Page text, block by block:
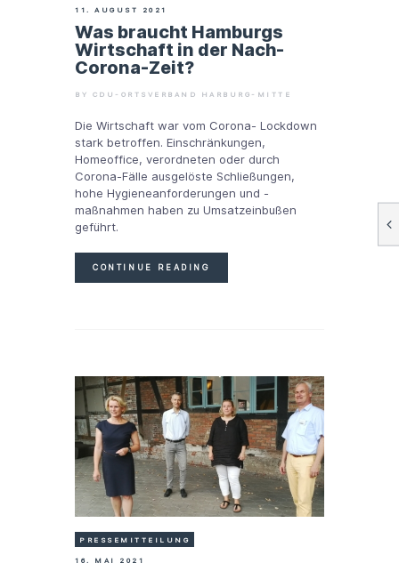
11. AUGUST 2021
Was braucht Hamburgs
Wirtschaft in der Nach-
Corona-Zeit?
BY CDU-ORTSVERBAND HARBURG-MITTE
Die Wirtschaft war vom Corona- Lockdown
stark betroffen. Einschränkungen,
Homeoffice, verordneten oder durch
Corona-Fälle ausgelöste Schließungen,
hohe Hygieneanforderungen und -
maßnahmen haben zu Umsatzeinbußen
geführt.
CONTINUE READING
PRESSEMITTEILUNG
16. MAI 2021